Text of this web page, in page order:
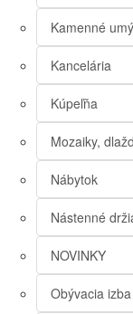
Kamenné
Kancelária
Kúpeľňa
Mozaiky,
Nábytok
Nástenné
NOVINKY
Obývacia izba